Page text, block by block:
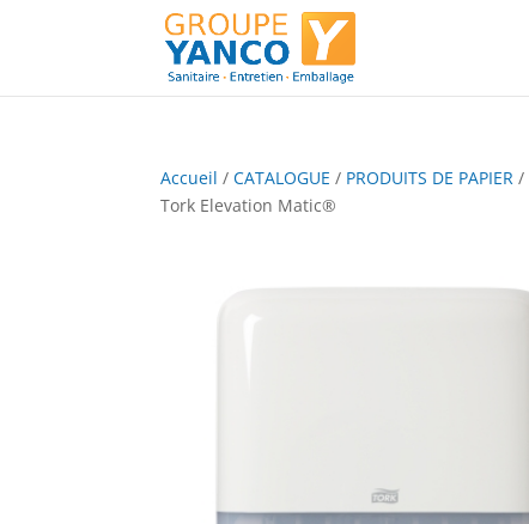
Accueil /CATALOGUE / PRODUITS DE PAPIER /
Tork Elevation Matic®